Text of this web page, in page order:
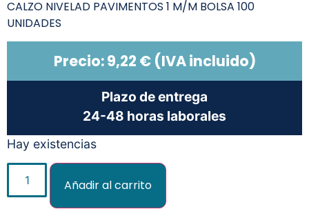
CALZO NIVELAD PAVIMENTOS 1 M/M BOLSA 100
UNIDADES
Precio:9,22 €(IVA incluido)
Plazo de entrega
24-48 horas laborales
Hay existencias
Añadir al carrito